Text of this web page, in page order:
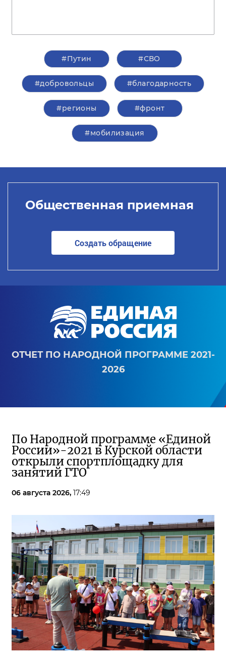
#Путин #СВО
#добровольцы #благодарность
#регионы #фронт
#мобилизация
Общественная приемная
Создать обращение
ОТЧЕТ ПО НАРОДНОЙ ПРОГРАММЕ 2021-
2026
По Народной программе «Единой
России»-2021 в Курской области
открыли спортплощадку для
занятий ГТО
06 августа 2026, 17:49